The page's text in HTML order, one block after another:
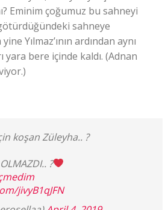
Eminim çoğumuz bu sahneyi
sahneye
Yılmaz’ının ardından aynı
yara bere içinde kaldı. (Adnan
koşan Züleyha.. ?
?
jivyB1qJFN